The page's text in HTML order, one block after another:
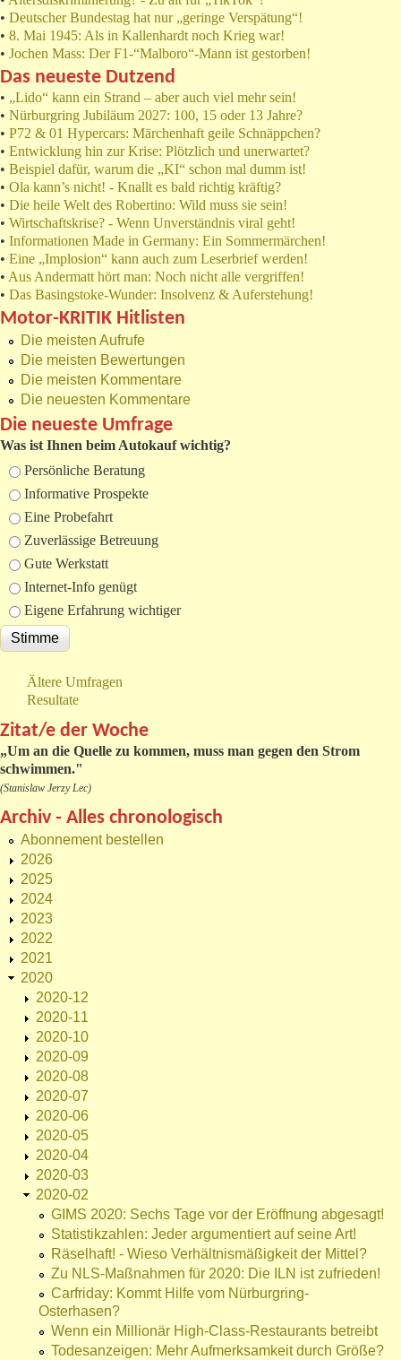
• Deutscher Bundestag hat nur „geringe Verspätung“!
• 8. Mai 1945: Als in Kallenhardt noch Krieg war!
• Jochen Mass: Der F1-“Malboro“-Mann ist gestorben!
Das neueste Dutzend
• „Lido“ kann ein Strand – aber auch viel mehr sein!
• Nürburgring Jubiläum 2027: 100, 15 oder 13 Jahre?
• P72 & 01 Hypercars: Märchenhaft geile Schnäppchen?
• Entwicklung hin zur Krise: Plötzlich und unerwartet?
• Beispiel dafür, warum die „KI“ schon mal dumm ist!
• Ola kann’s nicht! - Knallt es bald richtig kräftig?
• Die heile Welt des Robertino: Wild muss sie sein!
• Wirtschaftskrise? - Wenn Unverständnis viral geht!
• Informationen Made in Germany: Ein Sommermärchen!
• Eine „Implosion“ kann auch zum Leserbrief werden!
• Aus Andermatt hört man: Noch nicht alle vergriffen!
• Das Basingstoke-Wunder: Insolvenz & Auferstehung!
Motor-KRITIK Hitlisten
Die meisten Aufrufe
Die meisten Bewertungen
Die meisten Kommentare
Die neuesten Kommentare
Die neueste Umfrage
Was ist Ihnen beim Autokauf wichtig?
Auswahlmöglichkeiten
Persönliche Beratung
Informative Prospekte
Eine Probefahrt
Zuverlässige Betreuung
Gute Werkstatt
Internet-Info genügt
Eigene Erfahrung wichtiger
Ältere Umfragen
Resultate
Zitat/e der Woche
„Um an die Quelle zu kommen, muss man gegen den Strom
schwimmen."
(Stanislaw Jerzy Lec)
Archiv - Alles chronologisch
Abonnement bestellen
2026
2025
2024
2023
2022
2021
2020
2020-12
2020-11
2020-10
2020-09
2020-08
2020-07
2020-06
2020-05
2020-04
2020-03
2020-02
GIMS 2020: Sechs Tage vor der Eröffnung abgesagt!
Statistikzahlen: Jeder argumentiert auf seine Art!
Räselhaft! - Wieso Verhältnismäßigkeit der Mittel?
Zu NLS-Maßnahmen für 2020: Die ILN ist zufrieden!
Carfriday: Kommt Hilfe vom Nürburgring-
Osterhasen?
Wenn ein Millionär High-Class-Restaurants betreibt
Todesanzeigen: Mehr Aufmerksamkeit durch Größe?